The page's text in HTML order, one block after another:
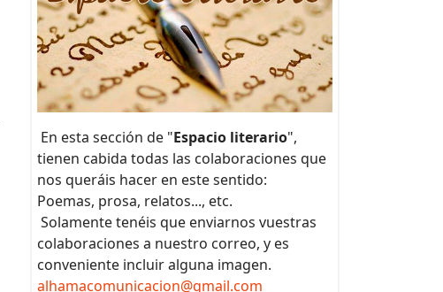
En esta sección de "Espacio literario",
tienen cabida todas las colaboraciones que
nos queráis hacer en este sentido:
Poemas, prosa, relatos..., etc.
Solamente tenéis que enviarnos vuestras
colaboraciones a nuestro correo, y es
conveniente incluir alguna imagen.
alhamacomunicacion@gmail.com